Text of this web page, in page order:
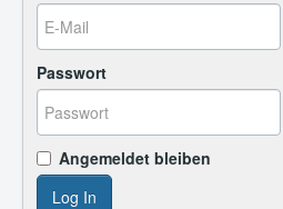
Passwort
Angemeldet bleiben
Log In